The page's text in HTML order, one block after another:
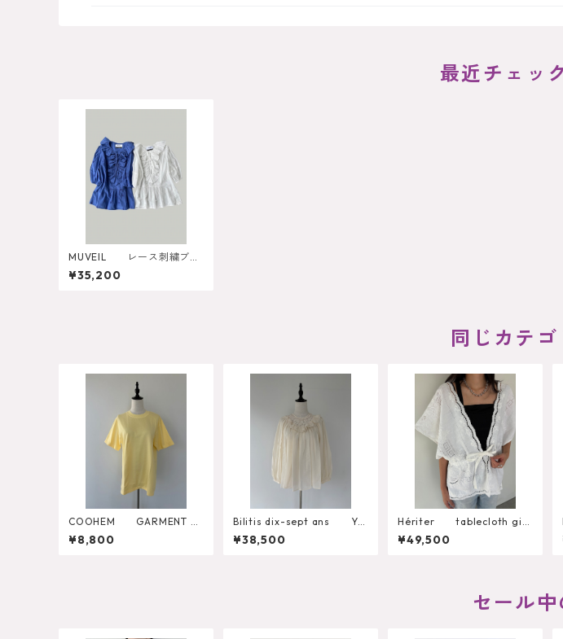
最近チェッ
MUVEIL レース刺繍ブラ
ウス
¥35,200
同じカテ
COOHEM GARMENT D
YED SOLID T-SHIRT（Shor
t Sleeve Crew）
¥8,800
Bilitis dix-sept ans Yor
k Lace Blouse 2911-960
¥38,500
Hériter tablecloth gile
t H0-00-3102
¥49,500
セール